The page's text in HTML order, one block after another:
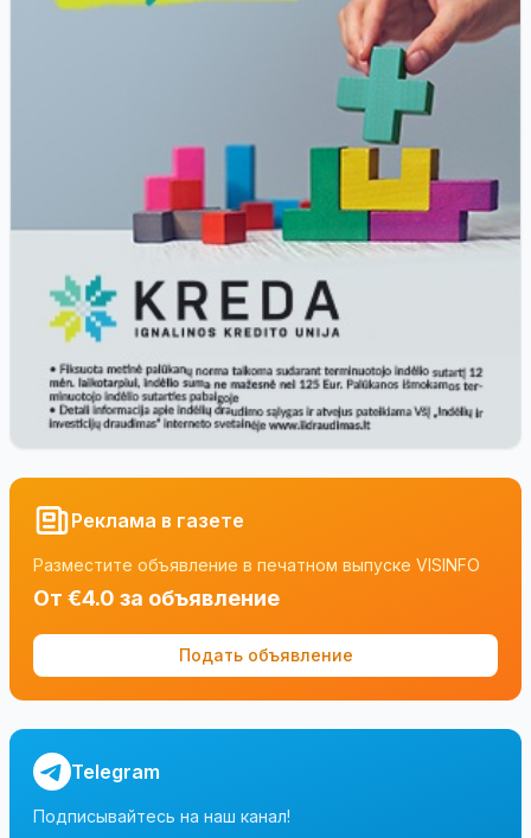
Реклама в газете
Разместите объявление в печатном выпуске VISINFO
От €4.0 за объявление
Подать объявление
Telegram
Подписывайтесь на наш канал!